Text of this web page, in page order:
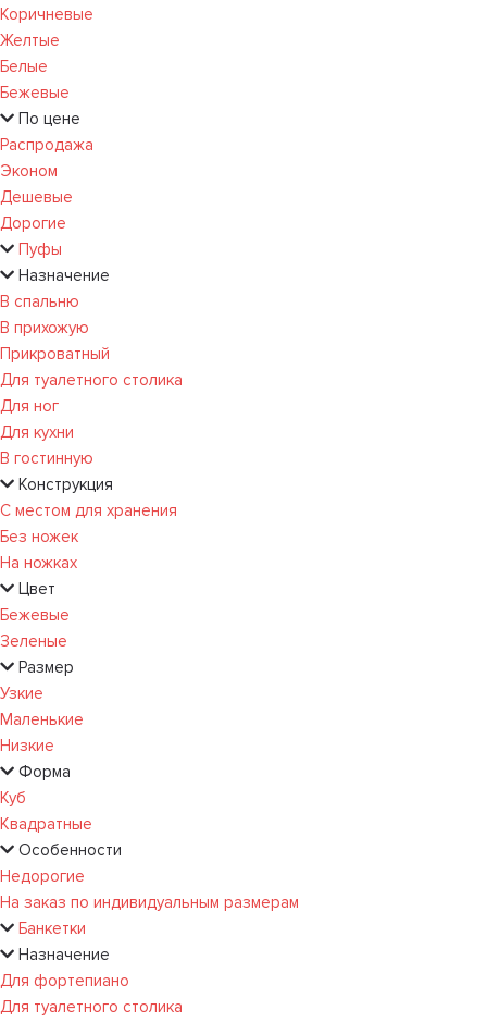
Коричневые
Желтые
Белые
Бежевые
По цене
Распродажа
Эконом
Дешевые
Дорогие
Пуфы
Назначение
В спальню
В прихожую
Прикроватный
Для туалетного столика
Для ног
Для кухни
В гостинную
Конструкция
С местом для хранения
Без ножек
На ножках
Цвет
Бежевые
Зеленые
Размер
Узкие
Маленькие
Низкие
Форма
Куб
Квадратные
Особенности
Недорогие
На заказ по индивидуальным размерам
Банкетки
Назначение
Для фортепиано
Для туалетного столика